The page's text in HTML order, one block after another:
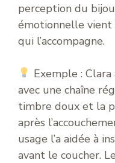
perception du
émotionnelle vient
qui l’accompagne.
Exemple :
avec une chaîne
timbre doux et la
après
usage l’a aidée à
avant le coucher.